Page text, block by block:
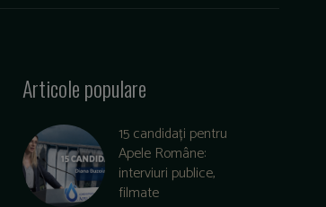
Articole populare
15 candidați pentru
Apele Române:
interviuri publice,
filmate